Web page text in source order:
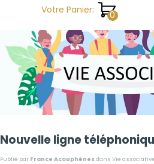
Aller au contenuVotre Panier:
Nouvelle ligne
Publié par France Acouphènesdans Vie associative